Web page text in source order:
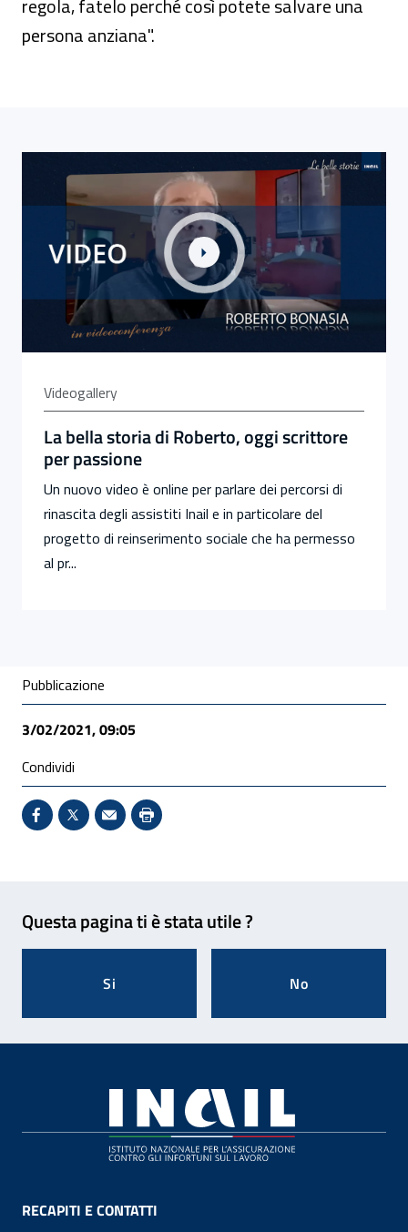
regola, fatelo perché così potete salvare una
persona anziana".
Link alla Gallery La bella storia di Roberto, oggi
Videogallery
La bella storia di Roberto, oggi scrittore
per passione
Un nuovo video è online per parlare dei percorsi di
rinascita degli assistiti Inail e in particolare del
progetto di reinserimento sociale che ha permesso
al pr...
Condivisione social
Pubblicazione
3/02/2021, 09:05
Condividi
Condividi su Facebook - Sito esterno - Apertura in
X - Sito esterno - Apertura in nuova finestra
Invio Mail: apre il programma di posta
Stampa pagina: scelta meno
Questa pagina ti è stata utile ?
Si No
RECAPITI E CONTATTI